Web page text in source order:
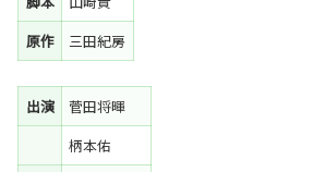
原作
三田紀房
出演
菅田将暉
柄本佑